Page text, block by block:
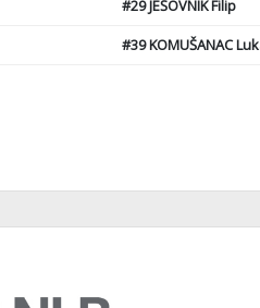
#29JEŠOVNIK Filip
#39KOMUŠANAC